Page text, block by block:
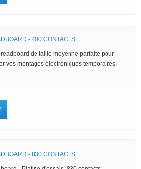
- 400 CONTACTS
de taille moyenne parfaite pour
vos montages électroniques temporaires.
- 830 CONTACTS